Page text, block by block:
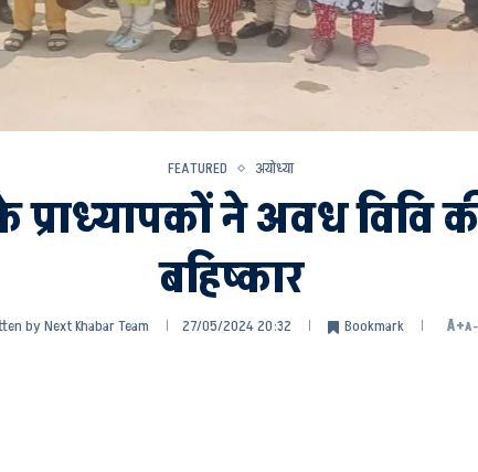
FEATURED अयोध्या
ने अवध विवि
बहिष्कार
byNext Khabar Team 27/05/2024 20:32 Bookmark A+A-